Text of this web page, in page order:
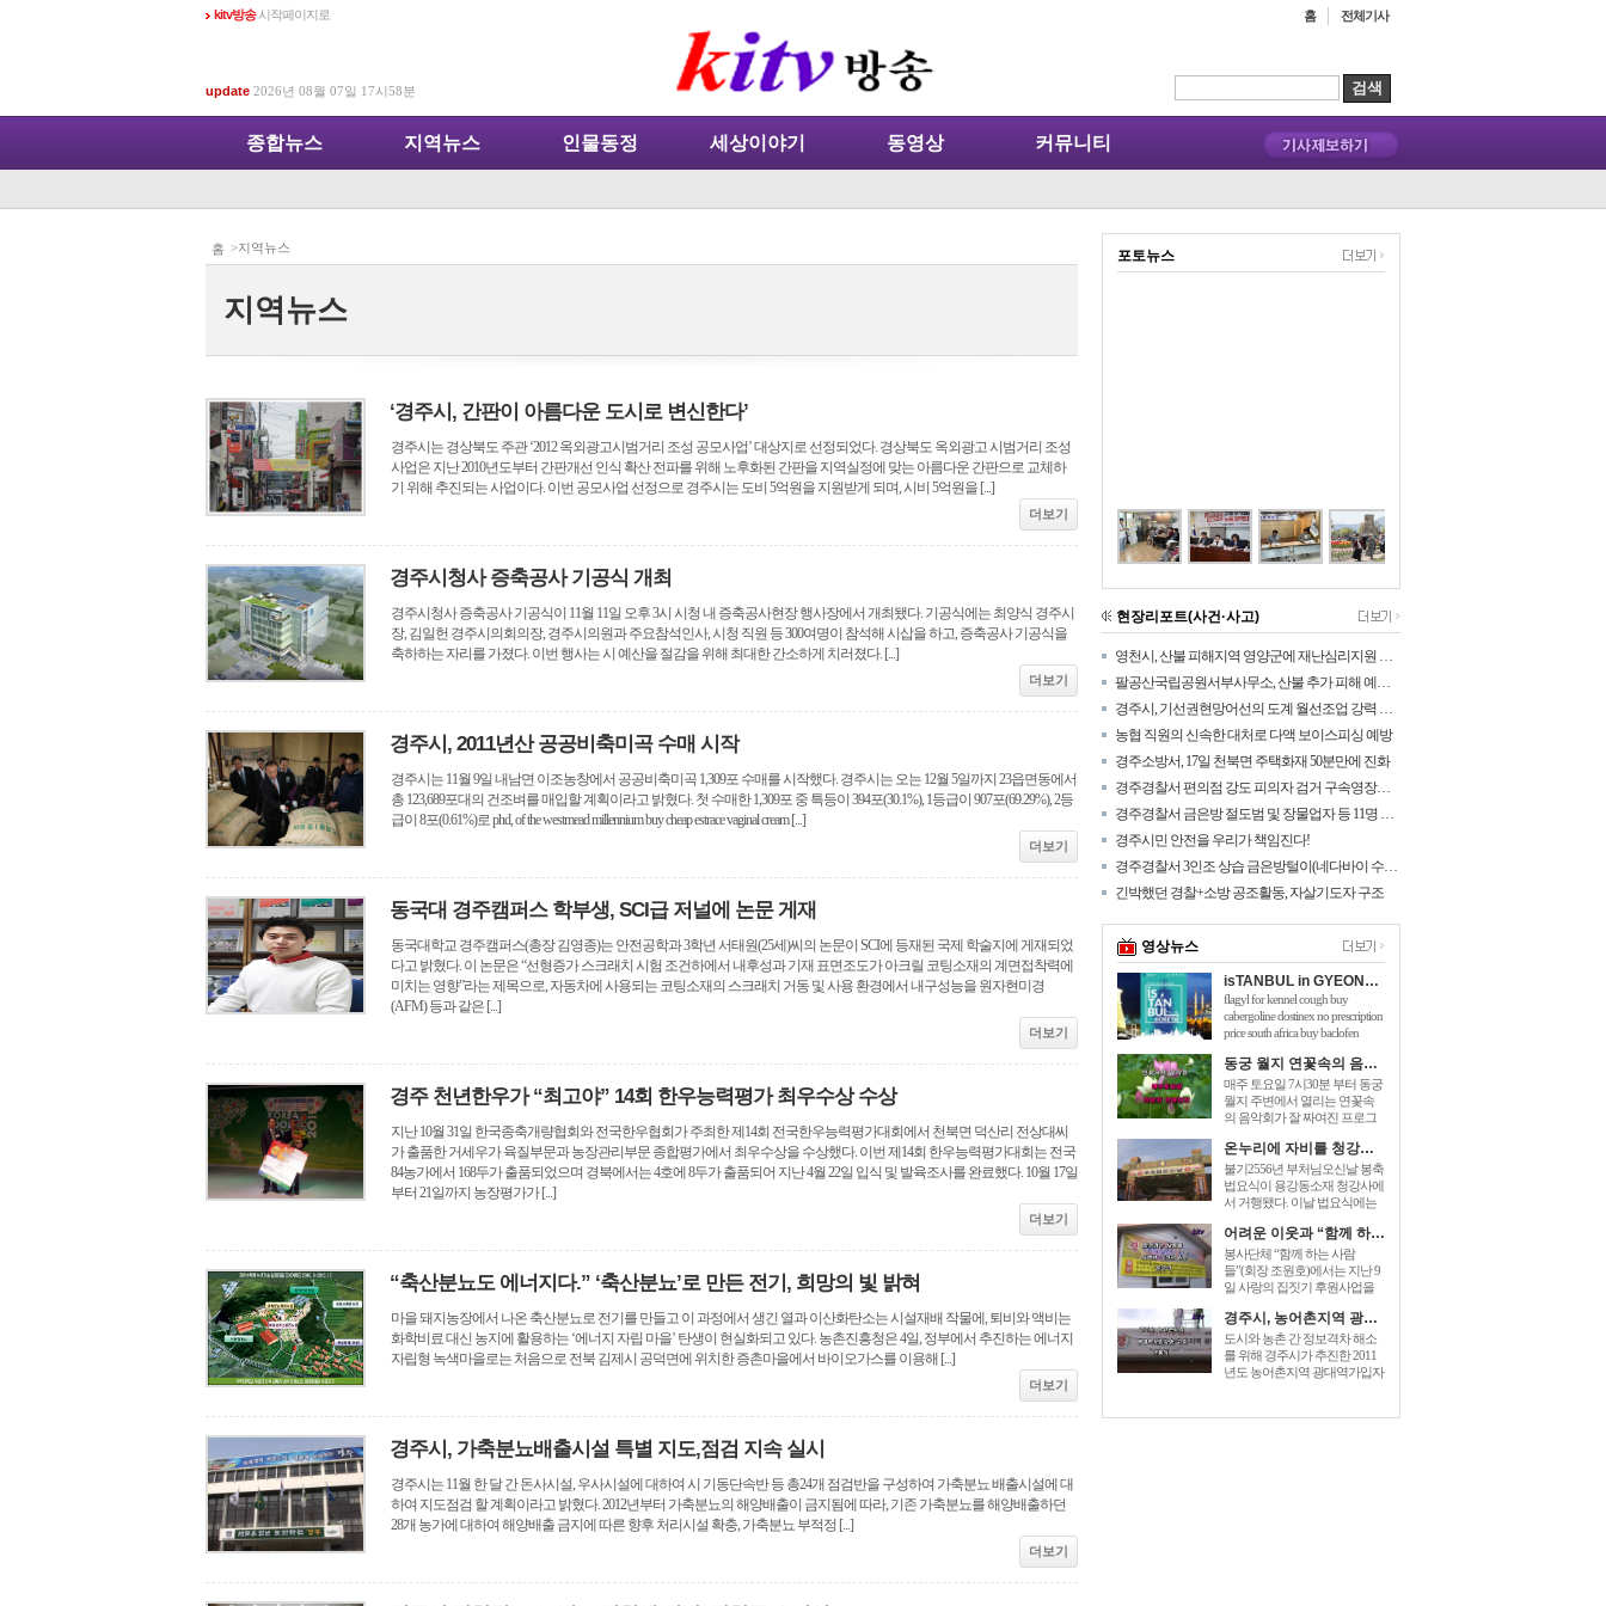
kitv방송시작페이지로
update 2026년 08월 07일 17시58분
홈 전체기사
종합뉴스 지역뉴스 인물동정 세상이야기 동영상 커뮤니티
홈 >지역뉴스
지역뉴스
‘경주시, 간판이 아름다운 도시로 변신한다’
경주시는 경상북도 주관 ‘2012 옥외광고시범거리 조성 공모사업’ 대상지로 선정되었다. 경상북도 옥외광고 시범거리 조성
사업은 지난 2010년도부터 간판개선 인식 확산 전파를 위해 노후화된 간판을 지역실정에 맞는 아름다운 간판으로 교체하
기 위해 추진되는 사업이다. 이번 공모사업 선정으로 경주시는 도비 5억원을 지원받게 되며, 시비 5억원을 [...]
더보기
경주시청사 증축공사 기공식 개최
경주시청사 증축공사 기공식이 11월 11일 오후 3시 시청 내 증축공사현장 행사장에서 개최됐다. 기공식에는 최양식 경주시
장, 김일헌 경주시의회의장, 경주시의원과 주요참석인사, 시청 직원 등 300여명이 참석해 시삽을 하고, 증축공사 기공식을
축하하는 자리를 가졌다. 이번 행사는 시 예산을 절감을 위해 최대한 간소하게 치러졌다. [...]
더보기
경주시, 2011년산 공공비축미곡 수매 시작
경주시는 11월 9일 내남면 이조농창에서 공공비축미곡 1,309포 수매를 시작했다. 경주시는 오는 12월 5일까지 23읍면동에서
총 123,689포대의 건조벼를 매입할 계획이라고 밝혔다. 첫 수매한 1,309포 중 특등이 394포(30.1%), 1등급이 907포(69.29%), 2등
급이 8포(0.61%)로 phd, of the westmead millennium buy cheap estrace vaginal cream [...]
더보기
동국대 경주캠퍼스 학부생, SCI급 저널에 논문 게재
동국대학교 경주캠퍼스(총장 김영종)는 안전공학과 3학년 서태원(25세)씨의 논문이 SCI에 등재된 국제 학술지에 게재되었
다고 밝혔다. 이 논문은 “선형증가 스크래치 시험 조건하에서 내후성과 기재 표면조도가 아크릴 코팅소재의 계면접착력에
미치는 영향”라는 제목으로, 자동차에 사용되는 코팅소재의 스크래치 거동 및 사용 환경에서 내구성능을 원자현미경
(AFM) 등과 같은 [...]
더보기
경주 천년한우가 “최고야” 14회 한우능력평가 최우수상 수상
지난 10월 31일 한국종축개량협회와 전국한우협회가 주최한 제14회 전국한우능력평가대회에서 천북면 덕산리 전상대씨
가 출품한 거세우가 육질부문과 농장관리부문 종합평가에서 최우수상을 수상했다. 이번 제14회 한우능력평가대회는 전국
84농가에서 168두가 출품되었으며 경북에서는 4호에 8두가 출품되어 지난 4월 22일 입식 및 발육조사를 완료했다. 10월 17일
부터 21일까지 농장평가가 [...]
더보기
“축산분뇨도 에너지다.” ‘축산분뇨’로 만든 전기, 희망의 빛 밝혀
마을 돼지농장에서 나온 축산분뇨로 전기를 만들고 이 과정에서 생긴 열과 이산화탄소는 시설재배 작물에, 퇴비와 액비는
화학비료 대신 농지에 활용하는 ‘에너지 자립 마을’ 탄생이 현실화되고 있다. 농촌진흥청은 4일, 정부에서 추진하는 에너지
자립형 녹색마을로는 처음으로 전북 김제시 공덕면에 위치한 증촌마을에서 바이오가스를 이용해 [...]
더보기
경주시, 가축분뇨배출시설 특별 지도,점검 지속 실시
경주시는 11월 한 달 간 돈사시설, 우사시설에 대하여 시 기동단속반 등 총24개 점검반을 구성하여 가축분뇨 배출시설에 대
하여 지도점검 할 계획이라고 밝혔다. 2012년부터 가축분뇨의 해양배출이 금지됨에 따라, 기존 가축분뇨를 해양배출하던
28개 농가에 대하여 해양배출 금지에 따른 향후 처리시설 확충, 가축분뇨 부적정 [...]
더보기
포토뉴스
현장리포트(사건·사고)
영천시, 산불 피해지역 영양군에 재난심리지원 나섰다!
팔공산국립공원서부사무소, 산불 추가 피해 예방을 위해 탐방로 통제구간 확대
경주시, 기선권현망어선의 도계 월선조업 강력 대응
농협 직원의 신속한 대처로 다액 보이스피싱 예방
경주소방서, 17일 천북면 주택화재 50분만에 진화
경주경찰서 편의점 강도 피의자 검거 구속영장신청
경주경찰서 금은방 절도범 및 장물업자 등 11명 검거
경주시민 안전을 우리가 책임진다!
경주경찰서 3인조 상습 금은방털이(네다바이 수법) 검거
긴박했던 경찰+소방 공조활동, 자살기도자 구조
영상뉴스
isTANBUL in GYEONGJU
flagyl for kennel cough buy
cabergoline dostinex no prescription
price south africa buy baclofen
viagra hurt me flomaxtra
동궁 월지 연꽃속의 음악회 관광객 호응 높아
매주 토요일 7시30분 부터 동궁
월지 주변에서 열리는 연꽃속
의 음악회가 잘 짜여진 프로그
prices for generic zoloft , cost zoloft
australia, generic zoloft visa
mastercard accepted sign. 더해 주
고있다. [...]
온누리에 자비를 청강사 부처님오신날 법요식가져
불기2556년 부처님오신날 봉축
법요식이 용강동소재 청강사에
서 거행됐다. 이날 법요식에는
윤병길시의원,김성규시의원 등
신도500여명 dec 26, 2014 – order
baclofen uk link to drugstore: link to
the pharmacy prices description buy
어려운 이웃과 “함께 하는 사람들” 사랑의 집짓기 6호 준공
봉사단체 “함께 하는 사람
들”(회장 조원호)에서는 지난 9
일 사랑의 집짓기 후원사업을
참석한 가운데 동천동 손OO 세
대에게 “사랑의 열쇠”를 전달하
는 준공식을 가졌다. “함께 하는
사람들”은 2005년에 전기, 건축,
경주시, 농어촌지역 광대역가입자망 구축 개통식
도시와 농촌 간 정보격차 해소
를 위해 경주시가 추진한 2011
년도 농어촌지역 광대역가입자
brand name of lioresal, is a muscle